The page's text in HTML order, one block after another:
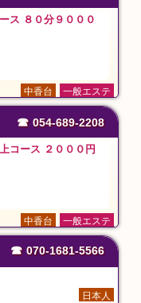
ス ８０分９０００
一般エステ
中香台
☎ 054-689-2208
コース ２０００円
一般エステ
中香台
☎ 070-1681-5566
日本人